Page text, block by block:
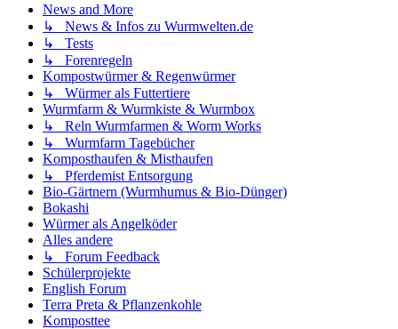
News and More
↳ News & Infos zu Wurmwelten.de
↳ Tests
↳ Forenregeln
Kompostwürmer & Regenwürmer
↳ Würmer als Futtertiere
Wurmfarm & Wurmkiste & Wurmbox
↳ Reln Wurmfarmen & Worm Works
↳ Wurmfarm Tagebücher
Komposthaufen & Misthaufen
↳ Pferdemist Entsorgung
Bio-Gärtnern (Wurmhumus & Bio-Dünger)
Bokashi
Würmer als Angelköder
Alles andere
↳ Forum Feedback
Schülerprojekte
English Forum
Terra Preta & Pflanzenkohle
Komposttee